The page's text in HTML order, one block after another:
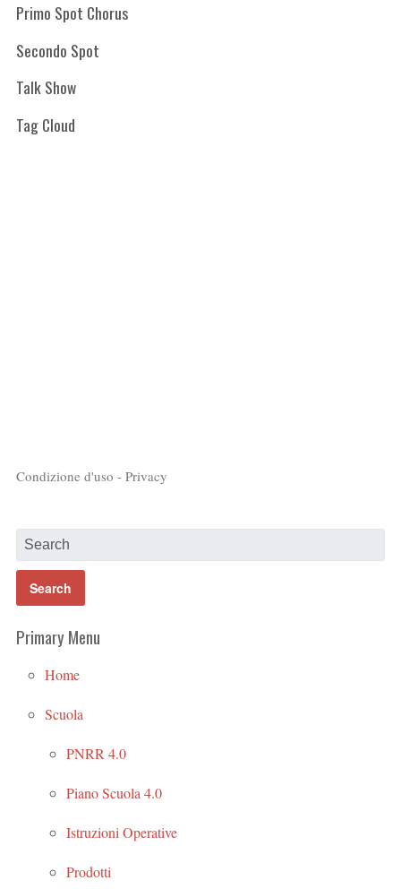
Primo Spot Chorus
Secondo Spot
Talk Show
Tag Cloud
Condizione d'uso - Privacy
Primary Menu
Home
Scuola
PNRR 4.0
Piano Scuola 4.0
Istruzioni Operative
Prodotti